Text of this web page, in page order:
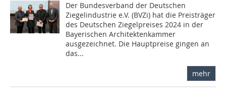
Der Bundesverband der Deutschen
Ziegelindustrie e.V. (BVZi) hat die Preisträger
des Deutschen Ziegelpreises 2024 in der
Bayerischen Architektenkammer
ausgezeichnet. Die Hauptpreise gingen an
das...
mehr